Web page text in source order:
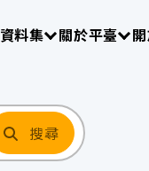
資料集請使用 TAB 操
關於平臺請
搜尋